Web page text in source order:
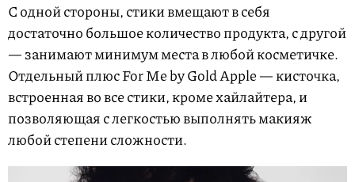
С одной стороны, стики вмещают в себя
достаточно большое количество продукта, с другой
— занимают минимум места в любой косметичке.
Отдельный плюс For Me by Gold Apple — кисточка,
встроенная во все стики, кроме хайлайтера, и
позволяющая с легкостью выполнять макияж
любой степени сложности.